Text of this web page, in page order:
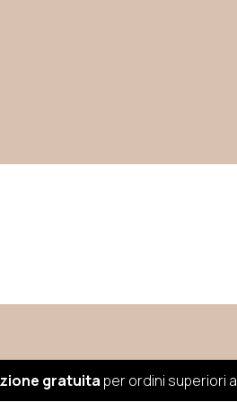
gratuita per ordini superiori a